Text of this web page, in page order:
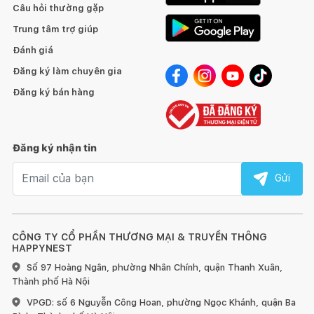
Tránh để đồ quá nóng hoặc quá lạnh trực tiếp lên bề mặt
gỗ, hãy dùng miếng lót bên dưới.
Sử dụng vải khô để làm sạch bề mặt gỗ ngay khi bị bẩn.
Đối với đồ nội thất làm từ gỗ, chúng tôi khuyến nghị nên
dùng sáp và xi bóng gỗ để chà sạch và làm mới ít nhất 6 tháng
Đồ nội thất bằng gỗ sẽ có sự khác nhau về vân gỗ hoặc
những tì vết tự nhiên mà không làm ảnh hưởng đến chất lượng
và tính thẩm mỹ của sản phẩm.
1. Đối với đồ gỗ ngoài trời:
CÔNG TY CỔ PHẦN THƯƠNG MẠI & TRUYỀN THÔNG
HAPPYNEST
Số 97 Hoàng Ngân, phường Nhân Chính, quận Thanh Xuân,
Thành phố Hà Nội
VPGD: số 6 Nguyễn Công Hoan, phường Ngọc Khánh, quận Ba
Câu hỏi thường gặp
Trung tâm trợ giúp
Đánh giá
Đăng ký làm chuyên gia
Đăng ký bán hàng
Đăng ký nhận tin
Gửi